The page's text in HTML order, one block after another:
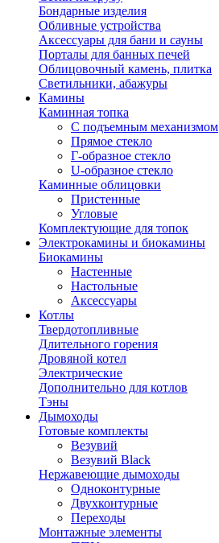
Бондарные изделия
Обливные устройства
Аксессуары для бани и сауны
Порталы для банных печей
Облицовочный камень, плитка
Светильники, абажуры
Камины
Каминная топка
С подъемным механизмом
Прямое стекло
Г-образное стекло
U-образное стекло
Каминные облицовки
Пристенные
Угловые
Комплектующие для топок
Электрокамины и биокамины
Биокамины
Настенные
Настольные
Аксессуары
Котлы
Твердотопливные
Длительного горения
Дровяной котел
Электрические
Дополнительно для котлов
Тэны
Дымоходы
Готовые комплекты
Везувий
Везувий Black
Нержавеющие дымоходы
Одноконтурные
Двухконтурные
Переходы
Монтажные элементы